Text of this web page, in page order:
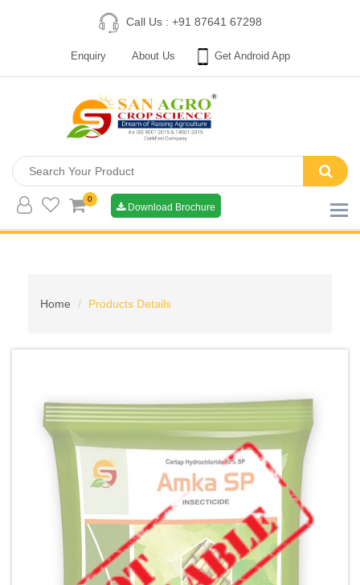
Call Us : +91 87641 67298
Enquiry About Us Get Android App
0
Download Brochure
Home Products Details